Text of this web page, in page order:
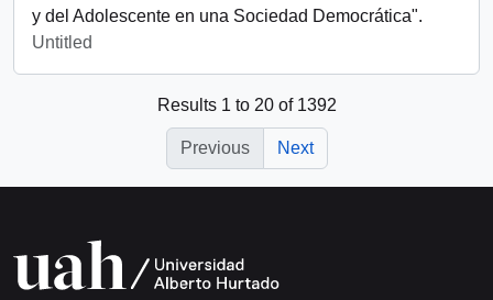
y del Adolescente en una Sociedad Democrática".
Untitled
Results 1 to 20 of 1392
Previous Next